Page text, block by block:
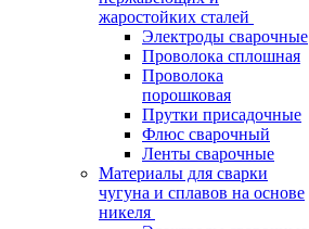
жаростойких сталей
Электроды сварочные
Проволока сплошная
Проволока
порошковая
Прутки присадочные
Флюс сварочный
Ленты сварочные
Материалы для сварки
чугуна и сплавов на основе
никеля